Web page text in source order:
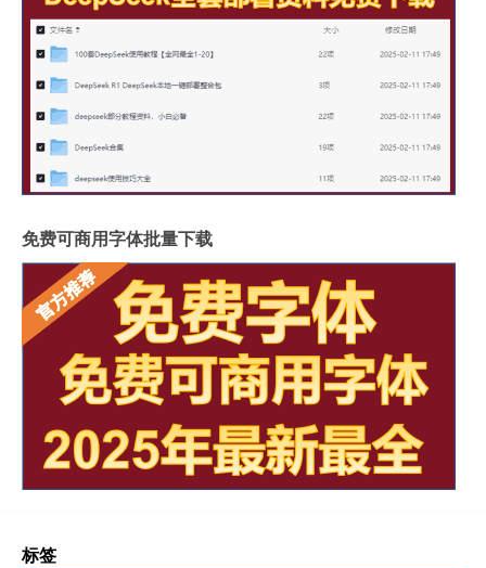
免费可商用字体批量下载
标签